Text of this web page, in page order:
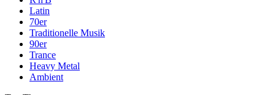
Latin
70er
Traditionelle Musik
90er
Trance
Heavy Metal
Ambient